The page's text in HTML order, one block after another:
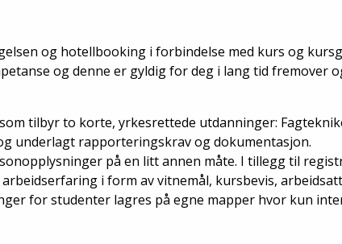
og hotellbooking i forbindelse med kurs og
og denne er gyldig for deg i lang tid
tilbyr to korte, yrkesrettede utdanninger:
underlagt rapporteringskrav og dokumentasjon.
på en litt annen måte. I tillegg til
i form av vitnemål, kursbevis,
for studenter lagres på egne mapper hvor kun